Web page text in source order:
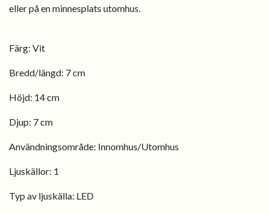
eller på en minnesplats utomhus.
Färg: Vit
Bredd/längd: 7 cm
Höjd: 14 cm
Djup: 7 cm
Användningsområde: Innomhus/Utomhus
Ljuskällor: 1
Typ av ljuskälla: LED